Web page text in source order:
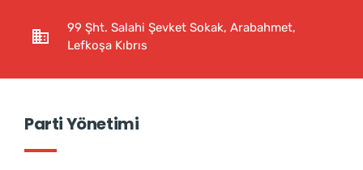
99 Şht. Salahi Şevket Sokak, Arabahmet,
Lefkoşa Kıbrıs
Parti Yönetimi